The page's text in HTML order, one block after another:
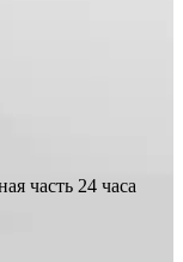
часть 24 часа